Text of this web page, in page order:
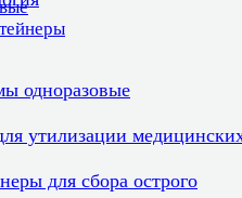
одноразовые
утилизации
для сбора острого